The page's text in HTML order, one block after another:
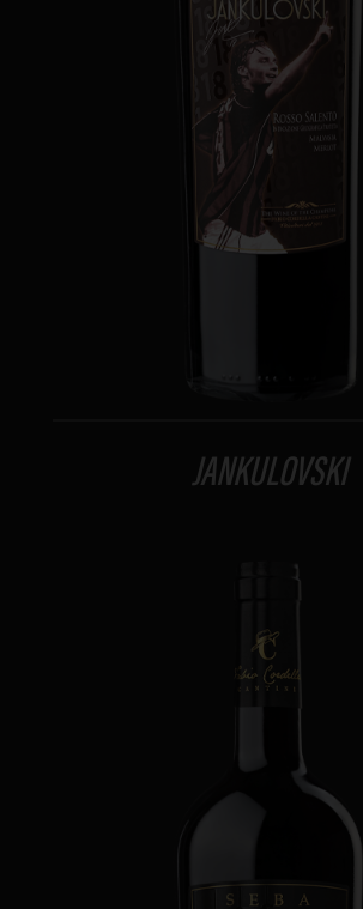
JANKULOVSKI
REGISTRATI ORA
Hai già un account? Accedi ora